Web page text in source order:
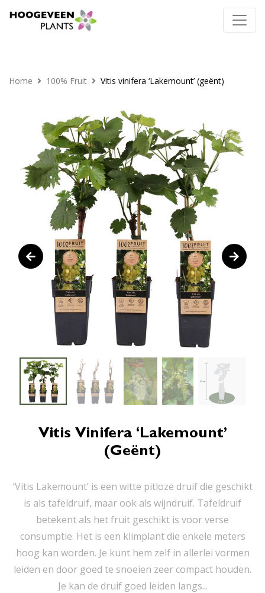
Home 100% Fruit Vitis vinifera ‘Lakemount’ (geënt)
Vitis Vinifera ‘Lakemount’
(geënt)
‘Vitis Lakemount’ is een witte pitloze druif die geschikt
is als tafeldruif, maar ook als wijndruif. Tafeldruif
betekent als het fruit geschikt is voor verse
consumptie. Het is een klimplant die enkele meters
hoog kan worden. Je kunt hem zelf in allerlei vormen
leiden en door goed te snoeien zeer compact houden.
Je kan de druif goed leiden langs...